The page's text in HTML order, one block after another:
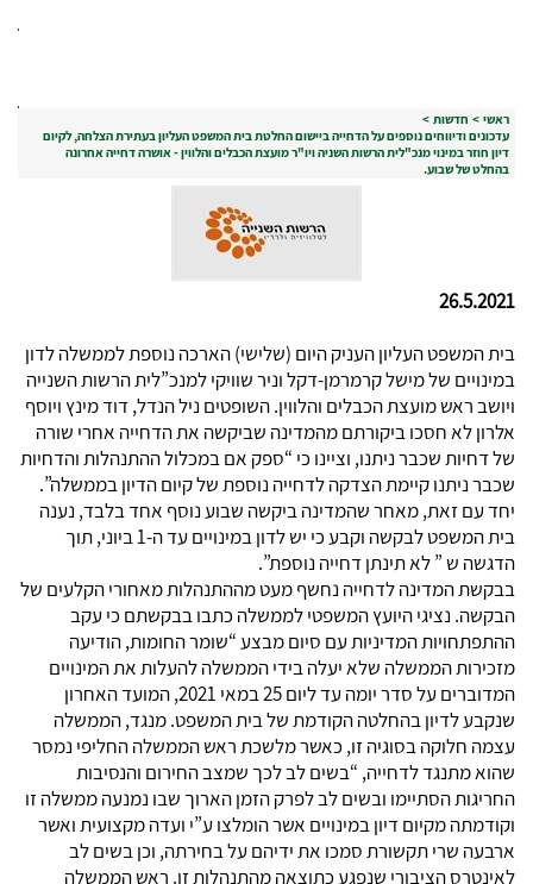
ראשי > חדשות >
עדכונים ודיווחים נוספים על הדחייה ביישום החלטת בית המשפט העליון בעתירת הצלחה, לקיום
דיון חוזר במינוי מנכ"לית הרשות השניה ויו"ר מועצת הכבלים והלווין - אושרה דחייה אחרונה
בהחלט של שבוע.
26.5.2021
בית המשפט העליון העניק היום (שלישי) הארכה נוספת לממשלה לדון
במינויים של מישל קרמרמן-דקל וניר שוויקי למנכ”לית הרשות השנייה
ויושב ראש מועצת הכבלים והלווין. השופטים ניל הנדל, דוד מינץ ויוסף
אלרון לא חסכו ביקורתם מהמדינה שביקשה את הדחייה אחרי שורה
של דחיות שכבר ניתנו, וציינו כי “ספק אם במכלול ההתנהלות והדחיות
שכבר ניתנו קיימת הצדקה לדחייה נוספת של קיום הדיון בממשלה”.
יחד עם זאת, מאחר שהמדינה ביקשה שבוע נוסף אחד בלבד, נענה
בית המשפט לבקשה וקבע כי יש לדון במינויים עד ה-1 ביוני, תוך
הדגשה ש ” לא תינתן דחייה נוספת”.
בבקשת המדינה לדחייה נחשף מעט מההתנהלות מאחורי הקלעים של
הבקשה. נציגי היועץ המשפטי לממשלה כתבו בבקשתם כי עקב
ההתפתחויות המדיניות עם סיום מבצע “שומר החומות, הודיעה
מזכירות הממשלה שלא יעלה בידי הממשלה להעלות את המינויים
המדוברים על סדר יומה עד ליום 25 במאי 2021, המועד האחרון
שנקבע לדיון בהחלטה הקודמת של בית המשפט. מנגד, הממשלה
עצמה חלוקה בסוגיה זו, כאשר מלשכת ראש הממשלה החליפי נמסר
שהוא מתנגד לדחייה, “בשים לב לכך שמצב החירום והנסיבות
החריגות הסתיימו ובשים לב לפרק הזמן הארוך שבו נמנעה ממשלה זו
וקודמתה מקיום דיון במינויים אשר הומלצו ע”י ועדה מקצועית ואשר
ארבעה שרי תקשורת סמכו את ידיהם על בחירתה, וכן בשים לב
לאינטרס הציבורי שנפגע כתוצאה מהתנהלות זו. ראש הממשלה